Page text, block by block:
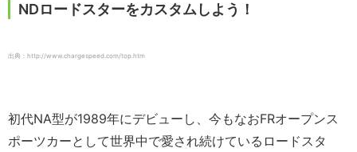
NDロードスターをカスタムしよう！
出典：http://www.chargespeed.com/top.htm
初代NA型が1989年にデビューし、今もなおFRオープンス
ポーツカーとして世界中で愛され続けているロードスタ